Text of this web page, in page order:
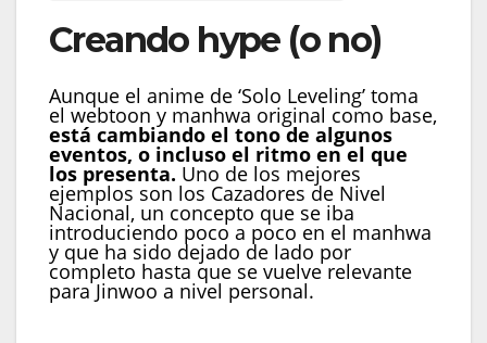
Creando hype (o no)
Aunque el anime de ‘Solo Leveling’ toma
el webtoon y manhwa original como base,
está cambiando el tono de algunos
eventos, o incluso el ritmo en el que
los presenta. Uno de los mejores
ejemplos son los Cazadores de Nivel
Nacional, un concepto que se iba
introduciendo poco a poco en el manhwa
y que ha sido dejado de lado por
completo hasta que se vuelve relevante
para Jinwoo a nivel personal.